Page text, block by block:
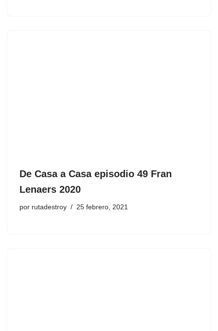
De Casa a Casa episodio 49 Fran
Lenaers 2020
por rutadestroy 25 febrero, 2021